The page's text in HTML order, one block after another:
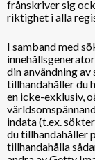
frånskriver sig
riktighet i alla
I samband med
din användning
tillhandahåller du
en icke-exklusiv,
indata (t.ex.
du tillhandahåller
tillhandahålla